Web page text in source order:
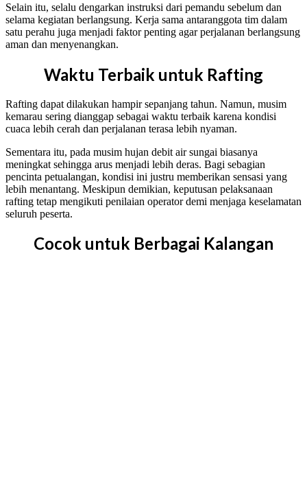
Selain itu, selalu dengarkan instruksi dari pemandu sebelum dan
selama kegiatan berlangsung. Kerja sama antaranggota tim dalam
satu perahu juga menjadi faktor penting agar perjalanan berlangsung
aman dan menyenangkan.
Waktu Terbaik untuk Rafting
Rafting dapat dilakukan hampir sepanjang tahun. Namun, musim
kemarau sering dianggap sebagai waktu terbaik karena kondisi
cuaca lebih cerah dan perjalanan terasa lebih nyaman.
Sementara itu, pada musim hujan debit air sungai biasanya
meningkat sehingga arus menjadi lebih deras. Bagi sebagian
pencinta petualangan, kondisi ini justru memberikan sensasi yang
lebih menantang. Meskipun demikian, keputusan pelaksanaan
rafting tetap mengikuti penilaian operator demi menjaga keselamatan
seluruh peserta.
Cocok untuk Berbagai Kalangan